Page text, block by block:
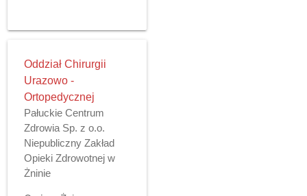
Oddział Chirurgii
Urazowo -
Ortopedycznej
Pałuckie Centrum
Zdrowia Sp. z o.o.
Niepubliczny Zakład
Opieki Zdrowotnej w
Żninie